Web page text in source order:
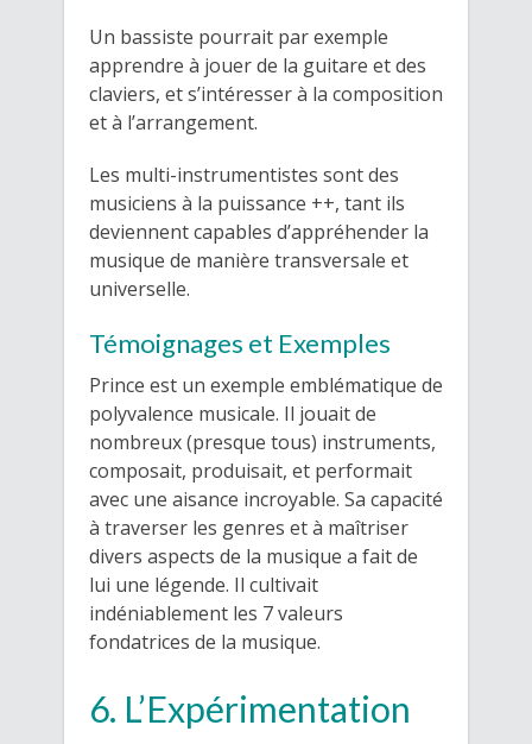
Un bassiste pourrait par exemple
apprendre à jouer de la guitare et des
claviers, et s’intéresser à la composition
et à l’arrangement.
Les multi-instrumentistes sont des
musiciens à la puissance ++, tant ils
deviennent capables d’appréhender la
musique de manière transversale et
universelle.
Témoignages et Exemples
Prince est un exemple emblématique de
polyvalence musicale. Il jouait de
nombreux (presque tous) instruments,
composait, produisait, et performait
avec une aisance incroyable. Sa capacité
à traverser les genres et à maîtriser
divers aspects de la musique a fait de
lui une légende. Il cultivait
indéniablement les 7 valeurs
fondatrices de la musique.
6. L’Expérimentation